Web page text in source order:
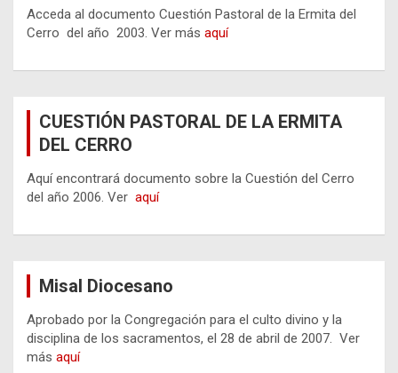
Acceda al documento Cuestión Pastoral de la Ermita del
Cerro del año 2003. Ver más aquí
CUESTIÓN PASTORAL DE LA ERMITA
DEL CERRO
Aquí encontrará documento sobre la Cuestión del Cerro
del año 2006. Ver aquí
Misal Diocesano
Aprobado por la Congregación para el culto divino y la
disciplina de los sacramentos, el 28 de abril de 2007. Ver
más aquí